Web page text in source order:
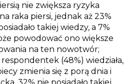
nie zwiększa ryzyka
raka piersi, jednak aż 23%
takiej wiedzy, a 7%
powodować ono większe
na ten nowotwór;
(48%) wiedziała,
zmienia się z porą dnia i